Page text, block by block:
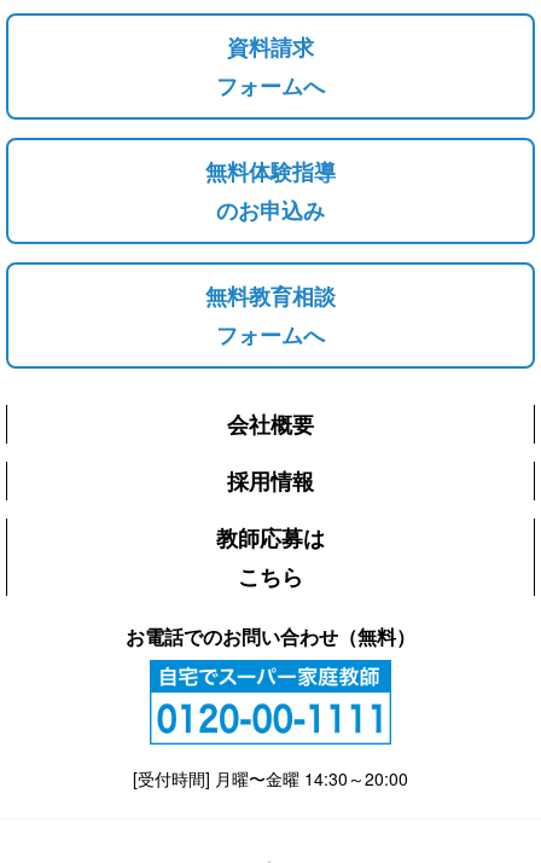
資料請求
フォームへ
無料体験指導
のお申込み
無料教育相談
フォームへ
会社概要
採用情報
教師応募は
こちら
お電話でのお問い合わせ（無料）
[受付時間] 月曜〜金曜 14:30～20:00